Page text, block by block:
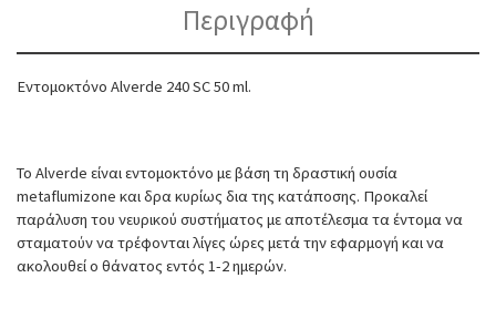
Περιγραφή
Εντομοκτόνο Alverde 240 SC 50 ml.
Το Alverde είναι εντομοκτόνο με βάση τη δραστική ουσία
metaflumizone και δρα κυρίως δια της κατάποσης. Προκαλεί
παράλυση του νευρικού συστήματος με αποτέλεσμα τα έντομα να
σταματούν να τρέφονται λίγες ώρες μετά την εφαρμογή και να
ακολουθεί ο θάνατος εντός 1-2 ημερών.